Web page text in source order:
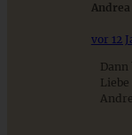
Andrea
vor 12
Dann
Liebe